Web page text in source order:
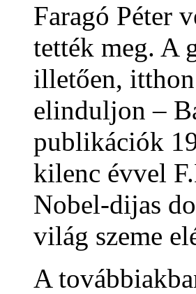
Faragó Péter
tették meg. A
illetően, itthon
elinduljon –
publikációk
kilenc évvel
Nobel-dijas
világ szeme
A